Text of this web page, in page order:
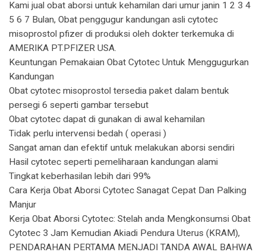
Kami jual obat aborsi untuk kehamilan dari umur janin 1 2 3 4
5 6 7 Bulan, Obat penggugur kandungan asli cytotec
misoprostol pfizer di produksi oleh dokter terkemuka di
AMERIKA PT.PFIZER USA.
Keuntungan Pemakaian Obat Cytotec Untuk Menggugurkan
Kandungan
Obat cytotec misoprostol tersedia paket dalam bentuk
persegi 6 seperti gambar tersebut
Obat cytotec dapat di gunakan di awal kehamilan
Tidak perlu intervensi bedah ( operasi )
Sangat aman dan efektif untuk melakukan aborsi sendiri
Hasil cytotec seperti pemeliharaan kandungan alami
Tingkat keberhasilan lebih dari 99%
Cara Kerja Obat Aborsi Cytotec Sanagat Cepat Dan Palking
Manjur
Kerja Obat Aborsi Cytotec: Stelah anda Mengkonsumsi Obat
Cytotec 3 Jam Kemudian Akiadi Pendura Uterus (KRAM),
PENDARAHAN PERTAMA MENJADI TANDA AWAL BAHWA